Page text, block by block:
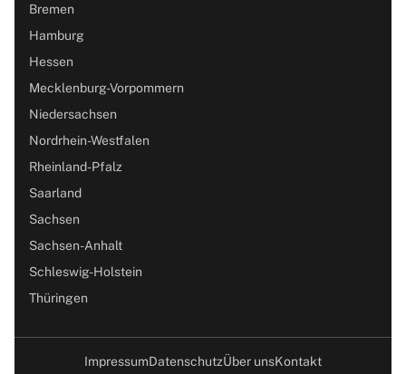
Bremen
Hamburg
Hessen
Mecklenburg-Vorpommern
Niedersachsen
Nordrhein-Westfalen
Rheinland-Pfalz
Saarland
Sachsen
Sachsen-Anhalt
Schleswig-Holstein
Thüringen
ImpressumDatenschutzÜber unsKontakt